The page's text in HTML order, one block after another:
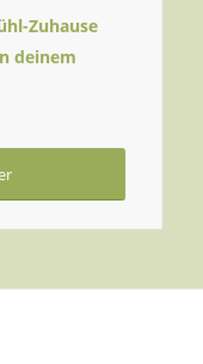
Zuhause
deinem